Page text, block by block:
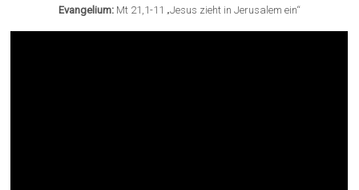
Evangelium: Mt 21,1-11 „Jesus zieht in Jerusalem ein“